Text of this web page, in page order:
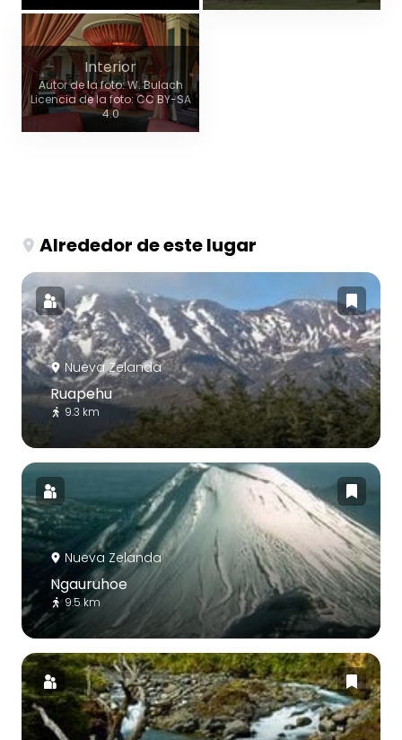
Interior
Autor de la foto: W. Bulach
Licencia de la foto: CC BY-SA
4.0
Alrededor de este lugar
Nueva Zelanda
Ruapehu
9.3 km
Nueva Zelanda
Ngauruhoe
9.5 km